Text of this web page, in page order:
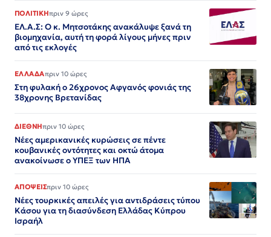
ΠΟΛΙΤΙΚΗπριν 9 ώρες
ΕΛ.Α.Σ: Ο κ. Μητσοτάκης ανακάλυψε ξανά τη
βιομηχανία, αυτή τη φορά λίγους μήνες πριν
από τις εκλογές
ΕΛΛΑΔΑπριν 10 ώρες
Στη φυλακή ο 26χρονος Αφγανός φονιάς της
38χρονης Βρετανίδας
ΔΙΕΘΝΗπριν 10 ώρες
Νέες αμερικανικές κυρώσεις σε πέντε
κουβανικές οντότητες και οκτώ άτομα
ανακοίνωσε ο ΥΠΕΞ των ΗΠΑ
ΑΠΟΨΕΙΣπριν 10 ώρες
Νέες τουρκικές απειλές για αντιδράσεις τύπου
Κάσου για τη διασύνδεση Ελλάδας Κύπρου
Ισραήλ